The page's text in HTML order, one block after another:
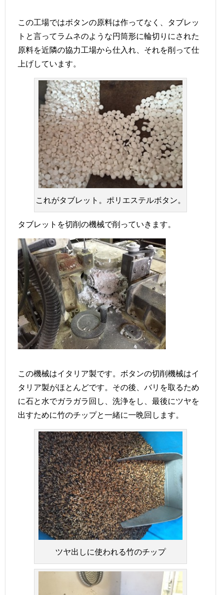
この工場ではボタンの原料は作ってなく、タブレッ
トと言ってラムネのような円筒形に輪切りにされた
原料を近隣の協力工場から仕入れ、それを削って仕
上げしています。
これがタブレット。ポリエステルボタン。
タブレットを切削の機械で削っていきます。
この機械はイタリア製です。ボタンの切削機械はイ
タリア製がほとんどです。その後、バリを取るため
に石と水でガラガラ回し、洗浄をし、最後にツヤを
出すために竹のチップと一緒に一晩回します。
ツヤ出しに使われる竹のチップ